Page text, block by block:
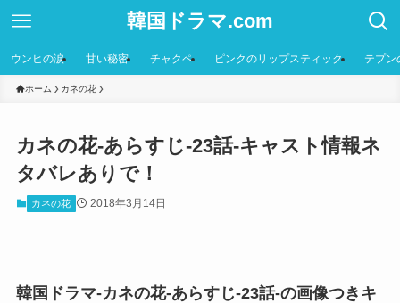
韓国ドラマ.com
ウンヒの涙 甘い秘密 チャクペ ピンクのリップスティック テプン
ホーム カネの花
カネの花-あらすじ-23話-キャスト情報ネ
タバレありで！
カネの花 2018年3月14日
韓国ドラマ-カネの花-あらすじ-23話-の画像つきキ